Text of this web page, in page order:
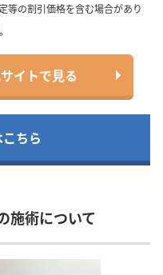
等の割引価格を含む場合があり
イトで見る
ちら
施術について